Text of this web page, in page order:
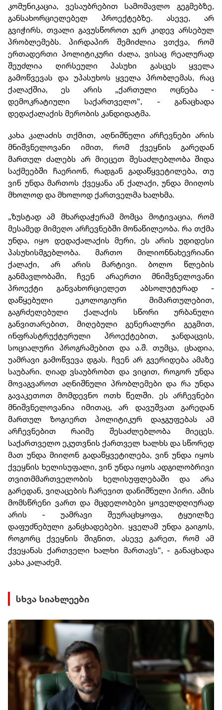
კომუნიკაცია, ვესაუბრებით სამომავლო გეგმებზე,
განსახორციელებელ პროექტებზე. ასევე, არ
გვიჭირს, თვალი გავუსწოროთ ჯერ კიდევ არსებულ
პრობლემებს. პირდაპირ შემიძლია ვთქვა, რომ
ერთადერთი პოლიტიკური ძალა, ვისაც რეალურად
შეუძლია ღირსეული პასუხი გასცეს ყველა
გამოწვევას და უპასუხოს ყველა პრობლემას, რაც
ქალაქშია, ეს არის „ქართული ოცნება -
დემოკრატიული საქართველო“, - განაცხადა
დედაქალაქის მერობის კანდიდატმა.
კახა კალაძის თქმით, აღნიშნული არჩევნები არის
მნიშვნელოვანი იმით, რომ ქვეყნის გარედან
მართულ ძალებს არ მიეცეთ შესაძლებლობა შიდა
საქმეებში ჩაერიონ, რადგან გადაწყვეტილება, თუ
ვინ უნდა მართოს ქვეყანა ან ქალაქი, უნდა მიიღოს
მხოლოდ და მხოლოდ ქართველმა ხალხმა.
„ზუსტად ამ მხარდაჭერამ მომცა მოტივაცია, რომ
მესამედ მიმეღო არჩევნებში მონაწილეობა. რა თქმა
უნდა, იყო დედაქალაქის მერი, ეს არის უდიდესი
პასუხისმგებლობა. მართო მილიონნახევრიანი
ქალაქი, არ არის მარტივი. ბოლო წლების
განმავლობაში, ჩვენ არაერთი მნიშვნელოვანი
პროექტი განვახორციელეთ აბსოლუტურად -
დაწყებული ეკოლოგიური მიმართულებით,
გაგრძელებული ქალაქის სწორი ურბანული
განვითარებით, მიღებული გენერალური გეგმით,
ინფრასტრუქტურული პროექტებით, ჯანდაცვის,
სოციალური პროგრამებით და ა.შ. თუმცა, ცხადია,
უამრავი გამოწვევა დგას. ჩვენ არ გვერიდება ამაზე
საუბარი. ღიად ვსაუბრობთ და ვიცით, როგორ უნდა
მოვაგვაროთ აღნიშნული პრობლემები და რა უნდა
გავაკეთოთ მომდევნო ოთხ წელში. ეს არჩევნები
მნიშვნელოვანია იმითაც, არ დავუშვათ გარედან
მართულ ზოგიერთ პოლიტიკურ დაჯგუფებას ამ
არჩევნებით რაიმე შესაძლებლობა მიეცეს.
საქართველო ეკუთვნის ქართველ ხალხს და სწორედ
მათ უნდა მიიღონ გადაწყვეტილება, ვინ უნდა იყოს
ქვეყნის ხელისუფალი, ვინ უნდა იყოს ადგილობრივი
თვითმმართველობის ხელისუფლებაში და არა
გარედან, ვიღაცების ჩარევით დანიშნული პირი. ამის
მომსწრენი ვართ და მცდელობები ყოველდღიურად
არის - უამრავი შეურაცხყოფა, ტყუილზე
დაფუძნებული განცხადებები. ყველამ უნდა გაიგოს,
როგორც ქვეყნის შიგნით, ასევე გარეთ, რომ ამ
ქვეყანას ქართველი ხალხი მართავს“, - განაცხადა
კახა კალაძემ.
სხვა სიახლეები